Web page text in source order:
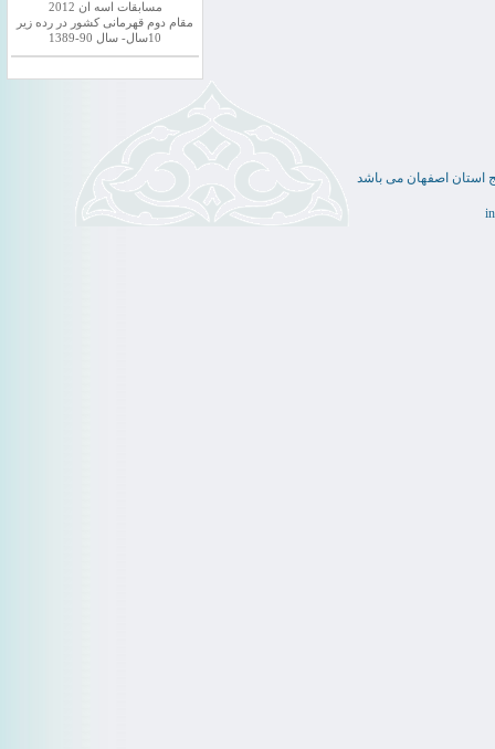
مسابقات اسه ان 2012
مقام دوم قهرمانی کشور در رده زیر
10سال- سال 90-1389
استان اصفهان می باشد